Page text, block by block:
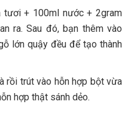
tươi + 100ml nước + 2gram
ra. Sau đó, bạn thêm vào
lớn quậy đều để tạo thành
rồi trút vào hỗn hợp bột vừa
hợp thật sánh dẻo.